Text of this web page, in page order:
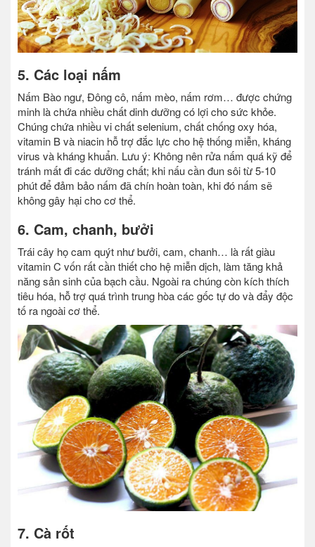
5. Các loại nấm
Nấm Bào ngư, Đông cô, nấm mèo, nấm rơm… được chứng
minh là chứa nhiều chất dinh dưỡng có lợi cho sức khỏe.
Chúng chứa nhiều vi chất selenium, chất chống oxy hóa,
vitamin B và niacin hỗ trợ đắc lực cho hệ thống miễn, kháng
virus và kháng khuẩn. Lưu ý: Không nên rửa nấm quá kỹ để
tránh mất đi các dưỡng chất; khi nấu cần đun sôi từ 5-10
phút để đảm bảo nấm đã chín hoàn toàn, khi đó nấm sẽ
không gây hại cho cơ thể.
6. Cam, chanh, bưởi
Trái cây họ cam quýt như bưởi, cam, chanh… là rất giàu
vitamin C vốn rất cần thiết cho hệ miễn dịch, làm tăng khả
năng sản sinh của bạch cầu. Ngoài ra chúng còn kích thích
tiêu hóa, hỗ trợ quá trình trung hòa các gốc tự do và đẩy độc
tố ra ngoài cơ thể.
7. Cà rốt